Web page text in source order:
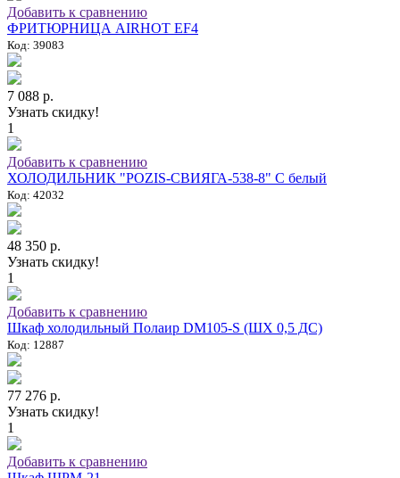
Добавить к сравнению
ФРИТЮРНИЦА AIRHOT EF4
Код: 39083
7 088 р.
Узнать скидку!
1
Добавить к сравнению
ХОЛОДИЛЬНИК "POZIS-СВИЯГА-538-8" C белый
Код: 42032
48 350 р.
Узнать скидку!
1
Добавить к сравнению
Шкаф холодильный Полаир DM105-S (ШХ 0,5 ДС)
Код: 12887
77 276 р.
Узнать скидку!
1
Добавить к сравнению